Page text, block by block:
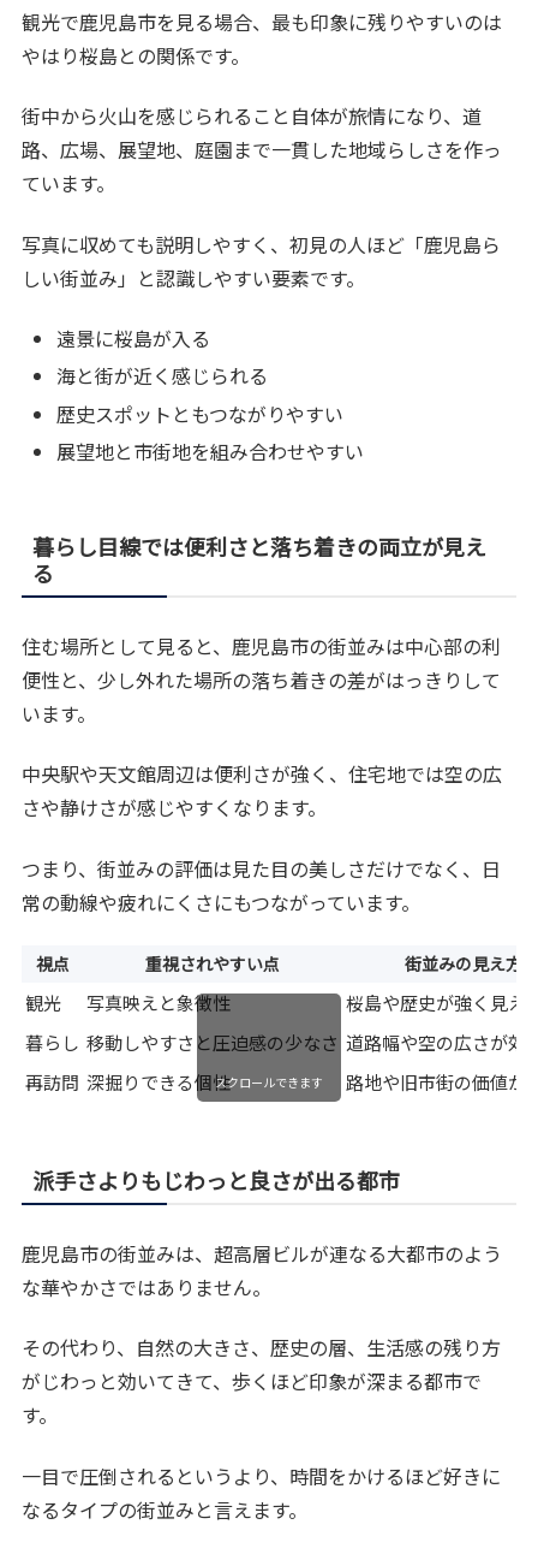
観光で鹿児島市を見る場合、最も印象に残りやすいのは
やはり桜島との関係です。
街中から火山を感じられること自体が旅情になり、道
路、広場、展望地、庭園まで一貫した地域らしさを作っ
ています。
写真に収めても説明しやすく、初見の人ほど「鹿児島ら
しい街並み」と認識しやすい要素です。
遠景に桜島が入る
海と街が近く感じられる
歴史スポットともつながりやすい
展望地と市街地を組み合わせやすい
暮らし目線では便利さと落ち着きの両立が見え
る
住む場所として見ると、鹿児島市の街並みは中心部の利
便性と、少し外れた場所の落ち着きの差がはっきりして
います。
中央駅や天文館周辺は便利さが強く、住宅地では空の広
さや静けさが感じやすくなります。
つまり、街並みの評価は見た目の美しさだけでなく、日
常の動線や疲れにくさにもつながっています。
視点 重視されやすい点 街並みの見え方
観光 写真映えと象徴性
桜島や歴史が強く見え
暮らし 移動しやすさと圧迫感の少なさ 道路幅や空の広さが効
再訪問 深掘りできる個性 路地や旧市街の価値が
スクロールできます
派手さよりもじわっと良さが出る都市
鹿児島市の街並みは、超高層ビルが連なる大都市のよう
な華やかさではありません。
その代わり、自然の大きさ、歴史の層、生活感の残り方
がじわっと効いてきて、歩くほど印象が深まる都市で
す。
一目で圧倒されるというより、時間をかけるほど好きに
なるタイプの街並みと言えます。